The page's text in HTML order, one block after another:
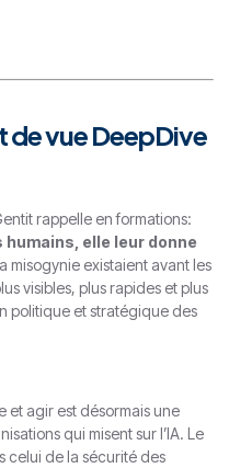
vue DeepDive
rappelle en formations:
humains, elle leur donne
misogynie existaient avant les
visibles, plus rapides et plus
politique et stratégique des
et agir est désormais une
qui misent sur l’IA. Le
celui de la sécurité des